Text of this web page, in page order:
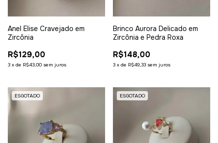
Anel Elise Cravejado em
Zircônia
R$129,00
3 x de R$43,00 sem juros
Brinco Aurora Delicado em
Zircônia e Pedra Roxa
R$148,00
3 x de R$49,33 sem juros
ESGOTADO ESGOTADO